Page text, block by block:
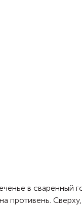
в сваренный
противень.